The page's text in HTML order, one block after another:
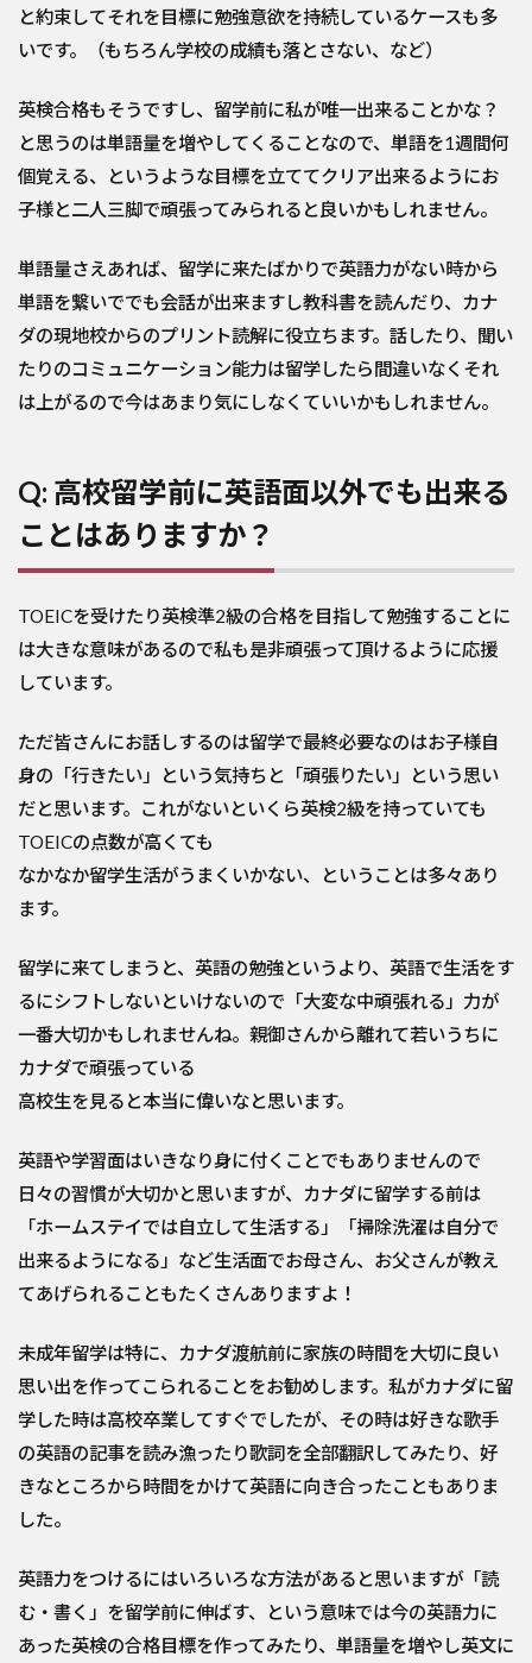
と約束してそれを目標に勉強意欲を持続しているケースも多
いです。（もちろん学校の成績も落とさない、など）
英検合格もそうですし、留学前に私が唯一出来ることかな？
と思うのは単語量を増やしてくることなので、単語を1週間何
個覚える、というような目標を立ててクリア出来るようにお
子様と二人三脚で頑張ってみられると良いかもしれません。
単語量さえあれば、留学に来たばかりで英語力がない時から
単語を繋いででも会話が出来ますし教科書を読んだり、カナ
ダの現地校からのプリント読解に役立ちます。話したり、聞い
たりのコミュニケーション能力は留学したら間違いなくそれ
は上がるので今はあまり気にしなくていいかもしれません。
Q: 高校留学前に英語面以外でも出来る
ことはありますか？
TOEICを受けたり英検準2級の合格を目指して勉強することに
は大きな意味があるので私も是非頑張って頂けるように応援
しています。
ただ皆さんにお話しするのは留学で最終必要なのはお子様自
身の「行きたい」という気持ちと「頑張りたい」という思い
だと思います。これがないといくら英検2級を持っていても
TOEICの点数が高くても
なかなか留学生活がうまくいかない、ということは多々あり
ます。
留学に来てしまうと、英語の勉強というより、英語で生活をす
るにシフトしないといけないので「大変な中頑張れる」力が
一番大切かもしれませんね。親御さんから離れて若いうちに
カナダで頑張っている
高校生を見ると本当に偉いなと思います。
英語や学習面はいきなり身に付くことでもありませんので
日々の習慣が大切かと思いますが、カナダに留学する前は
「ホームステイでは自立して生活する」「掃除洗濯は自分で
出来るようになる」など生活面でお母さん、お父さんが教え
てあげられることもたくさんありますよ！
未成年留学は特に、カナダ渡航前に家族の時間を大切に良い
思い出を作ってこられることをお勧めします。私がカナダに留
学した時は高校卒業してすぐでしたが、その時は好きな歌手
の英語の記事を読み漁ったり歌詞を全部翻訳してみたり、好
きなところから時間をかけて英語に向き合ったこともありま
した。
英語力をつけるにはいろいろな方法があると思いますが「読
む・書く」を留学前に伸ばす、という意味では今の英語力に
あった英検の合格目標を作ってみたり、単語量を増やし英文に